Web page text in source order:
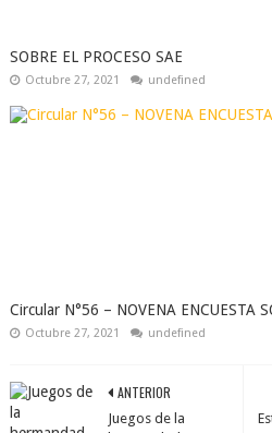
SOBRE EL PROCESO SAE
Octubre 27, 2021 undefined
Circular N°56 – NOVENA ENCUESTA
Octubre 27, 2021 undefined
ANTERIOR
Juegos de la